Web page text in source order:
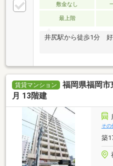
敷金なし
最上階
井尻駅から徒歩1分
賃貸マンション
福岡県福岡市
月 13階建
その
築